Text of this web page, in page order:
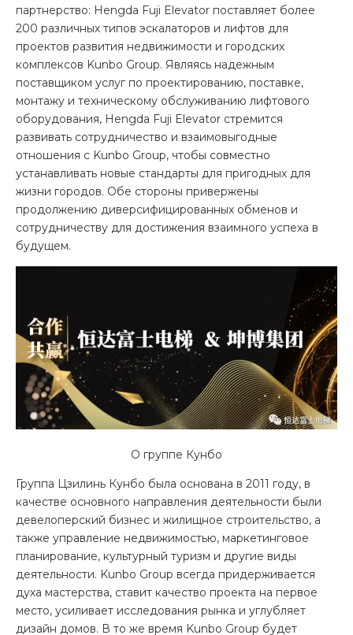
партнерство: Hengda Fuji Elevator поставляет более
200 различных типов эскалаторов и лифтов для
проектов развития недвижимости и городских
комплексов Kunbo Group. Являясь надежным
поставщиком услуг по проектированию, поставке,
монтажу и техническому обслуживанию лифтового
оборудования, Hengda Fuji Elevator стремится
развивать сотрудничество и взаимовыгодные
отношения с Kunbo Group, чтобы совместно
устанавливать новые стандарты для пригодных для
жизни городов. Обе стороны привержены
продолжению диверсифицированных обменов и
сотрудничеству для достижения взаимного успеха в
будущем.
О группе Кунбо
Группа Цзилинь Кунбо была основана в 2011 году, в
качестве основного направления деятельности были
девелоперский бизнес и жилищное строительство, а
также управление недвижимостью, маркетинговое
планирование, культурный туризм и другие виды
деятельности. Kunbo Group всегда придерживается
духа мастерства, ставит качество проекта на первое
место, усиливает исследования рынка и углубляет
дизайн домов. В то же время Kunbo Group будет